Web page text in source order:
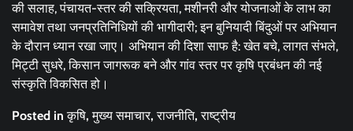
की सलाह, पंचायत-स्तर की सक्रियता, मशीनरी और योजनाओं के लाभ का
समावेश तथा जनप्रतिनिधियों की भागीदारी; इन बुनियादी बिंदुओं पर अभियान
के दौरान ध्यान रखा जाए। अभियान की दिशा साफ है: खेत बचे, लागत संभले,
मिट्टी सुधरे, किसान जागरूक बने और गांव स्तर पर कृषि प्रबंधन की नई
संस्कृति विकसित हो।
Posted inकृषि,मुख्य समाचार,राजनीति,राष्ट्रीय